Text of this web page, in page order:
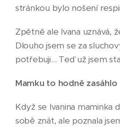
stránkou bylo nošení
Zpětně ale Ivana uznává,
Dlouho jsem se za
potřebuji… Teď už jsem
Mamku to hodně zasáhlo
Když se Ivanina maminka
sobě znát, ale poznala